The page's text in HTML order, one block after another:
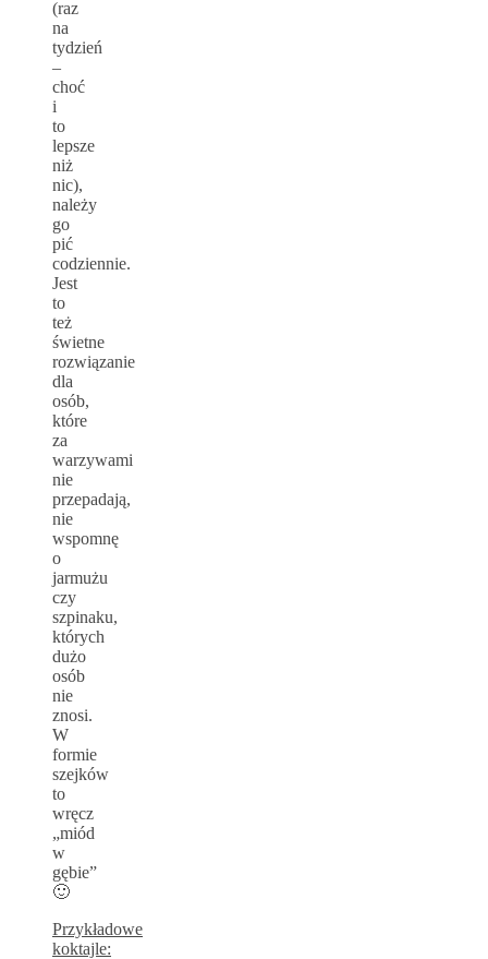
(raz
na
tydzień
–
choć
i
to
lepsze
niż
nic),
należy
go
pić
codziennie.
Jest
to
też
świetne
rozwiązanie
dla
osób,
które
za
warzywami
nie
przepadają,
nie
wspomnę
o
jarmużu
czy
szpinaku,
których
dużo
osób
nie
znosi.
W
formie
szejków
to
wręcz
„miód
w
gębie”
🙂
Przykładowe
koktajle: